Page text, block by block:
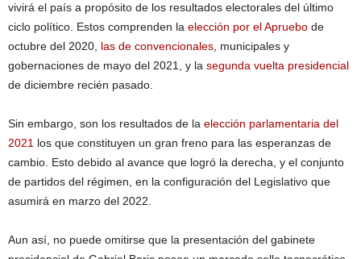
vivirá el país a propósito de los resultados electorales del último
ciclo político. Estos comprenden la elección por el Apruebo de
octubre del 2020, las de convencionales, municipales y
gobernaciones de mayo del 2021, y la segunda vuelta presidencial
de diciembre recién pasado.
Sin embargo, son los resultados de la elección parlamentaria del
2021 los que constituyen un gran freno para las esperanzas de
cambio. Esto debido al avance que logró la derecha, y el conjunto
de partidos del régimen, en la configuración del Legislativo que
asumirá en marzo del 2022.
Aun así, no puede omitirse que la presentación del gabinete